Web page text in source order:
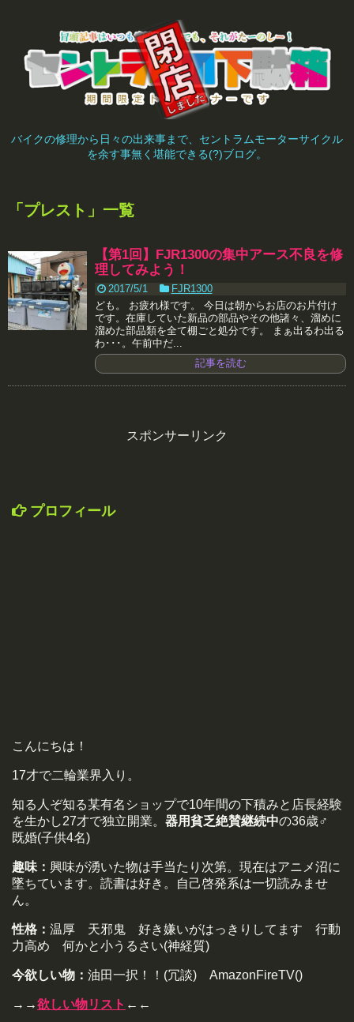
バイクの修理から日々の出来事まで、セントラムモーターサイクル
を余す事無く堪能できる(?)ブログ。
「 プレスト 」 一覧
【第1回】FJR1300の集中アース不良を修
理してみよう！
2017/5/1
FJR1300
ども。 お疲れ様です。 今日は朝からお店のお片付け
です。在庫していた新品の部品やその他諸々、溜めに
溜めた部品類を全て棚ごと処分です。 まぁ出るわ出る
わ･･･。午前中だ...
記事を読む
スポンサーリンク
プロフィール
こんにちは！
17才で二輪業界入り。
知る人ぞ知る某有名ショップで10年間の下積みと店長経験
を生かし27才で独立開業。 器用貧乏絶賛継続中の36歳♂
既婚(子供4名)
趣味： 興味が湧いた物は手当たり次第。現在はアニメ沼に
墜ちています。読書は好き。自己啓発系は一切読みませ
ん。
性格： 温厚 天邪鬼 好き嫌いがはっきりしてます 行動
力高め 何かと小うるさい(神経質)
今欲しい物： 油田一択！！(冗談) AmazonFireTV()
→→欲しい物リスト ←←